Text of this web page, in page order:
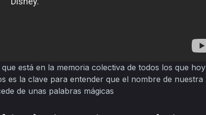
está en la memoria colectiva de todos los que hoy
es la clave para entender que el nombre de nuestra
de unas palabras mágicas